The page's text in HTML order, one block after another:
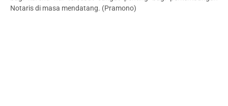
Notaris di masa mendatang. (Pramono)